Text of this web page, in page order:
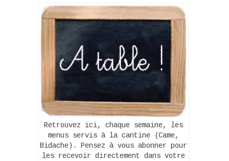
Retrouvez ici, chaque semaine, les
menus servis à la cantine (Came,
Bidache). Pensez à vous abonner pour
les recevoir directement dans votre